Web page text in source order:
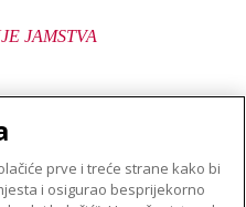
JAMSTVA
prve i treće strane kako bi
i osigurao besprijekorno